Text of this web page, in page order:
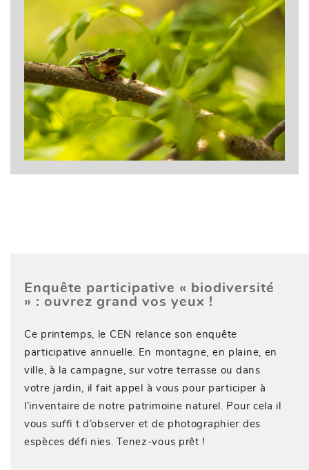
Enquête participative « biodiversité
» : ouvrez grand vos yeux !
Ce printemps, le CEN relance son enquête
participative annuelle. En montagne, en plaine, en
ville, à la campagne, sur votre terrasse ou dans
votre jardin, il fait appel à vous pour participer à
l’inventaire de notre patrimoine naturel. Pour cela il
vous suffi t d’observer et de photographier des
espèces défi nies. Tenez-vous prêt !